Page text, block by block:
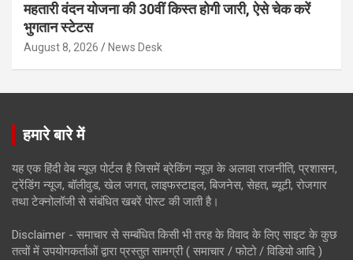
महतारी वंदन योजना की 30वीं किस्त होगी जारी, ऐसे चेक करें
भुगतान स्टेटस
August 8, 2026 News Desk
हमारे बारे में
यह एक हिंदी वेब न्यूज़ पोर्टल है जिसमें ब्रेकिंग न्यूज़ के अलावा राजनीति, प्रशासन,
ट्रेंडिंग न्यूज, बॉलीवुड, खेल जगत, लाइफस्टाइल, बिजनेस, सेहत, ब्यूटी, रोजगार
तथा टेक्नोलॉजी से संबंधित खबरें पोस्ट की जाती है।
Disclaimer - समाचार से सम्बंधित किसी भी तरह के विवाद के लिए साइट के कुछ
तत्वों में उपयोगकर्ताओं द्वारा प्रस्तुत सामग्री ( समाचार / फोटो / विडियो आदि )